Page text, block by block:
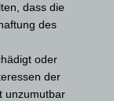
dass die
des
oder
der
unzumutbar